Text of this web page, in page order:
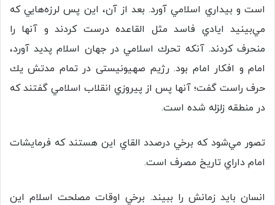
است و بيداري اسلامي آورد. بعد از آن، اين پس لرزه‌هايي كه
مي‌بينيد ايادي فاسد مثل القاعده درست كردند و آنها را
منحرف كردند. آنكه تحرك اسلامي در جهان اسلام پديد آورد،
امام و افكار امام بود. رژیم صهیونیستی در تمام مدتش يك
حرف راست گفت؛ آنها پس از پيروزي انقلاب اسلامي گفتند كه
در منطقه زلزله شده است.
تصور مي‌شود كه برخي درصدد القاي اين هستند كه فرمايشات
امام داراي تاريخ مصرف است.
انسان بايد زمانش را ببيند. برخي اوقات مصلحت اسلام اين